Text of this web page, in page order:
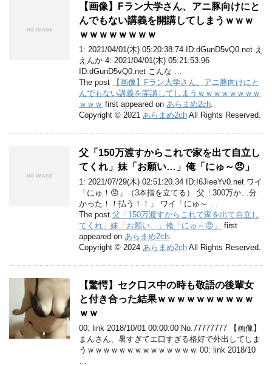
【画像】Fラン大学さん、アニ豚向けにと
んでもない講義を開講してしまうｗｗｗ
ｗｗｗｗｗｗｗｗ
1: 2021/04/01(木) 05:20:38.74 ID:dGunD5vQ0.net え
えんか 4: 2021/04/01(木) 05:21:53.96
ID:dGunD5vQ0.net こんな …
The post
【画像】Fラン大学さん、アニ豚向けにと
んでもない講義を開講してしまうｗｗｗｗｗｗｗｗ
ｗｗｗ first appeared on あらまめ2ch
Copyright © 2021 あらまめ2ch All Rights Reserved.
父「150万渡すからこれで家を出て自立し
てくれ」妹「お願い…」俺「にゅ～😠」
1: 2021/07/29(木) 02:51:20.34 ID:I6JieeYv0.net ワイ
「にゅ！😠」（3本指を立てる） 父「300万か…分
かった！！払う！！」 ワイ「にゅ～ …
The post 父「150万渡すからこれで家を出て自立し
てくれ」妹「お願い…」俺「にゅ～😠」
first
appeared on あらまめ2ch
Copyright © 2024 あらまめ2ch All Rights Reserved.
【驚愕】セク口ス中の時も敬語の後輩女
と付き合った結果ｗｗｗｗｗｗｗｗｗｗ
ｗｗ
00: link 2018/10/01 00:00:00 No.77777777 【画像】
まんさん、暑すぎてエ口すぎる格好で外出してしま
うｗｗｗｗｗｗｗｗｗｗｗｗｗｗ 00: link 2018/10